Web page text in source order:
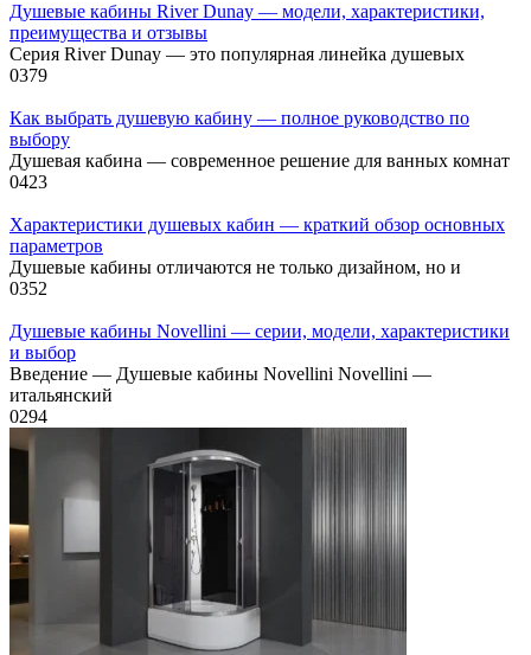
Душевые кабины River Dunay — модели, характеристики,
преимущества и отзывы
Серия River Dunay — это популярная линейка душевых
0379
Как выбрать душевую кабину — полное руководство по
выбору
Душевая кабина — современное решение для ванных комнат
0423
Характеристики душевых кабин — краткий обзор основных
параметров
Душевые кабины отличаются не только дизайном, но и
0352
Душевые кабины Novellini — серии, модели, характеристики
и выбор
Введение — Душевые кабины Novellini Novellini —
итальянский
0294